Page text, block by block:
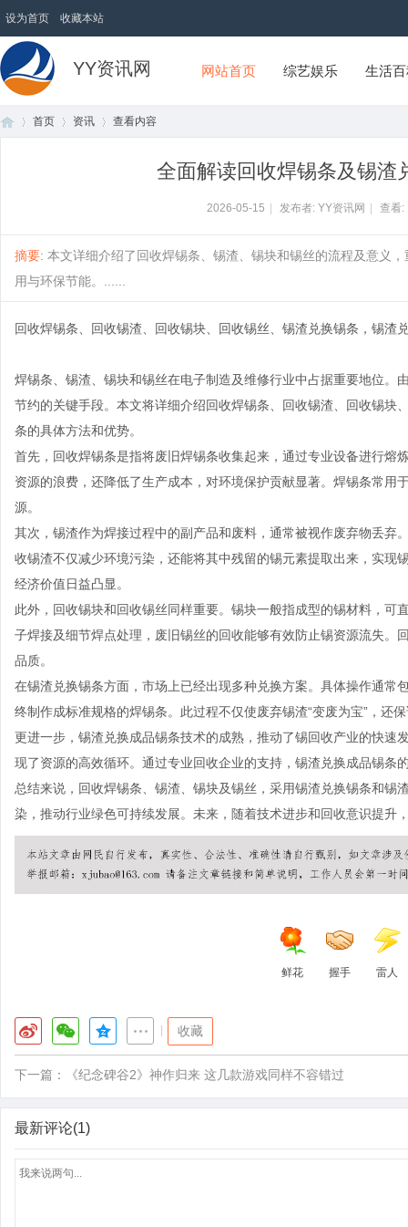
设为首页 收藏本站
YY资讯网 网站首页 综艺娱乐 生活
首页 资讯 查看内容
全面解读回收焊锡条及锡渣
2026-05-15 发布者: YY资讯网 查看:
摘要: 本文详细介绍了回收焊锡条、锡渣、锡块和锡丝的流程及意义
用与环保节能。......
回收焊锡条、回收锡渣、回收锡块、回收锡丝、锡渣兑换锡条，锡渣
焊锡条、锡渣、锡块和锡丝在电子制造及维修行业中占据重要地位。
节约的关键手段。本文将详细介绍回收焊锡条、回收锡渣、回收锡块
条的具体方法和优势。
首先，回收焊锡条是指将废旧焊锡条收集起来，通过专业设备进行熔
资源的浪费，还降低了生产成本，对环境保护贡献显著。焊锡条常
源。
其次，锡渣作为焊接过程中的副产品和废料，通常被视作废弃物丢弃
收锡渣不仅减少环境污染，还能将其中残留的锡元素提取出来，实现
经济价值日益凸显。
此外，回收锡块和回收锡丝同样重要。锡块一般指成型的锡材料，
子焊接及细节焊点处理，废旧锡丝的回收能够有效防止锡资源流失。
品质。
在锡渣兑换锡条方面，市场上已经出现多种兑换方案。具体操作通常
终制作成标准规格的焊锡条。此过程不仅使废弃锡渣“变废为宝”，还
更进一步，锡渣兑换成品锡条技术的成熟，推动了锡回收产业的快速
现了资源的高效循环。通过专业回收企业的支持，锡渣兑换成品锡条
总结来说，回收焊锡条、锡渣、锡块及锡丝，采用锡渣兑换锡条和
染，推动行业绿色可持续发展。未来，随着技术进步和回收意识提升
鲜花 握手 雷人
收藏
下一篇： 《纪念碑谷2》神作归来 这几款游戏同样不容错过
最新评论(1)